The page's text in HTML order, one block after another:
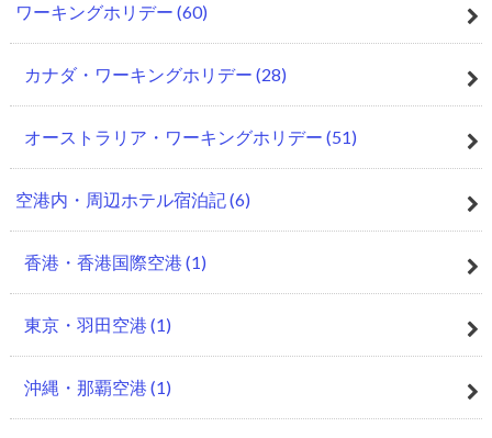
ワーキングホリデー (60)
カナダ・ワーキングホリデー (28)
オーストラリア・ワーキングホリデー (51)
空港内・周辺ホテル宿泊記(6)
香港・香港国際空港 (1)
東京・羽田空港 (1)
沖縄・那覇空港 (1)